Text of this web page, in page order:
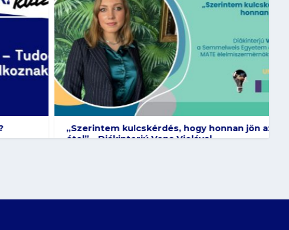
„Szerintem kulcskérdés, hogy honnan jön az
étel” – Diákinterjú Vona Violával